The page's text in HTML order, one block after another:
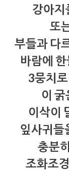
강아지
또
부들과 다
바람에
3뭉치
이
이삭이
잎사귀들
충분
조화조